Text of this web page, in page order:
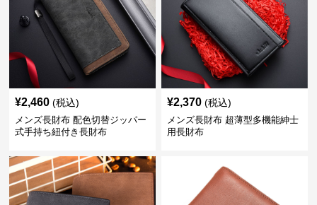
¥2,460 (税込)
メンズ長財布 配色切替ジッパー
式手持ち紐付き長財布
¥2,370 (税込)
メンズ長財布 超薄型多機能紳士
用長財布